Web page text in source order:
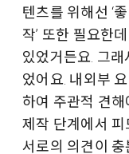
텐츠를 위해선 ‘
작’ 또한 필요한
있었거든요. 그래
었어요. 내외부
하여 주관적 견
제작 단계에서 피
서로의 의견이